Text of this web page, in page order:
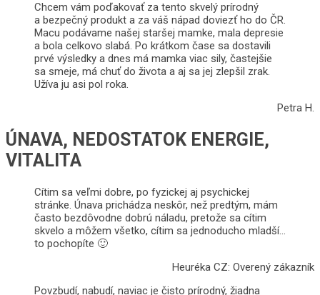
Chcem vám poďakovať za tento skvelý prírodný
a bezpečný produkt a za váš nápad doviezť ho do ČR.
Macu podávame našej staršej mamke, mala depresie
a bola celkovo slabá. Po krátkom čase sa dostavili
prvé výsledky a dnes má mamka viac sily, častejšie
sa smeje, má chuť do života a aj sa jej zlepšil zrak.
Užíva ju asi pol roka.
Petra H.
ÚNAVA, NEDOSTATOK ENERGIE,
VITALITA
Cítim sa veľmi dobre, po fyzickej aj psychickej
stránke. Únava prichádza neskôr, než predtým, mám
často bezdôvodne dobrú náladu, pretože sa cítim
skvelo a môžem všetko, cítim sa jednoducho mladší…
to pochopíte 🙂
Heuréka CZ: Overený zákazník
Povzbudí, nabudí, naviac je čisto prírodný, žiadna